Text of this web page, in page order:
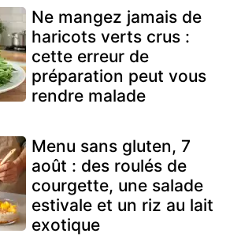
Ne mangez jamais de
haricots verts crus :
cette erreur de
préparation peut vous
rendre malade
Menu sans gluten, 7
août : des roulés de
courgette, une salade
estivale et un riz au lait
exotique